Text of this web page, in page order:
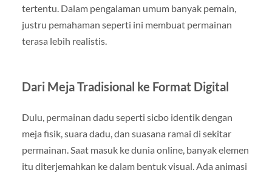
tertentu. Dalam pengalaman umum banyak pemain,
justru pemahaman seperti ini membuat permainan
terasa lebih realistis.
Dari Meja Tradisional ke Format Digital
Dulu, permainan dadu seperti sicbo identik dengan
meja fisik, suara dadu, dan suasana ramai di sekitar
permainan. Saat masuk ke dunia online, banyak elemen
itu diterjemahkan ke dalam bentuk visual. Ada animasi